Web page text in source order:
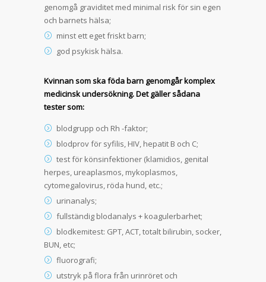
genomgå graviditet med minimal risk för sin egen
och barnets hälsa;
minst ett eget friskt barn;
god psykisk hälsa.
Kvinnan som ska föda barn genomgår komplex
medicinsk undersökning. Det gäller sådana
tester som:
blodgrupp och Rh -faktor;
blodprov för syfilis, HIV, hepatit B och C;
test för könsinfektioner (klamidios, genital
herpes, ureaplasmos, mykoplasmos,
cytomegalovirus, röda hund, etc.;
urinanalys;
fullständig blodanalys + koagulerbarhet;
blodkemitest: GPT, ACT, totalt bilirubin, socker,
BUN, etc;
fluorografi;
utstryk på flora från urinröret och